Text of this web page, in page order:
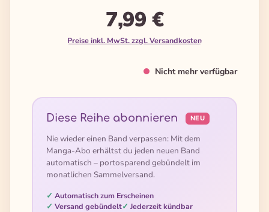
7,99 €
Preise inkl. MwSt. zzgl. Versandkosten
Nicht mehr verfügbar
Diese Reihe abonnieren NEU
Nie wieder einen Band verpassen: Mit dem
Manga-Abo erhältst du jeden neuen Band
automatisch – portosparend gebündelt im
monatlichen Sammelversand.
Automatisch zum Erscheinen
Versand gebündelt
Jederzeit kündbar